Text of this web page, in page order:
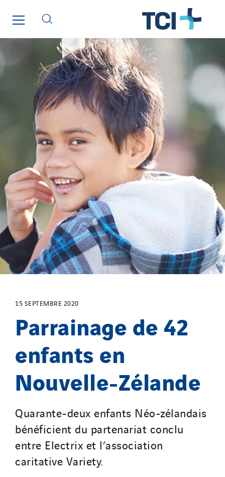
15 SEPTEMBRE 2020
Parrainage de 42
enfants en
Nouvelle-Zélande
Quarante-deux enfants Néo-zélandais
bénéficient du partenariat conclu
entre Electrix et l’association
caritative Variety.
Getelec Martinique
Greenaffair
GT Iris
GT Morbihan
GT Vendée
GT-Cornouaille
GTIE Air & Défense
GTIE Armorique
GTIE Rennes
GTIE Tertiaire
Guy Chatel
Hooyberghs
I.C.Entreprises
I.F.A.T
IDF Thermic
Innovative City Pack
Inspa-Pumpenservice
ITB
Jean Graniou
Kellal Maintenance
Le Froid Provençal
Lee Sormea
Lefort Francheteau
Lesens EREA